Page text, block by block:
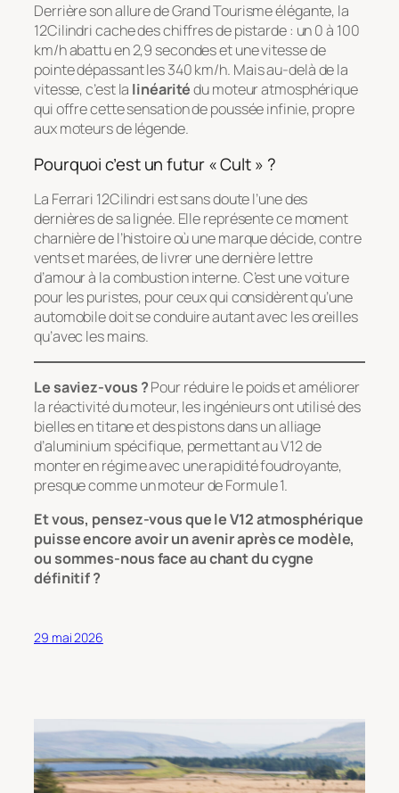
Derrière son allure de Grand Tourisme élégante, la
12Cilindri cache des chiffres de pistarde : un 0 à 100
km/h abattu en 2,9 secondes et une vitesse de
pointe dépassant les 340 km/h. Mais au-delà de la
vitesse, c’est la linéaritédu moteur atmosphérique
qui offre cette sensation de poussée infinie, propre
aux moteurs de légende.
Pourquoi c’est un futur « Cult » ?
La Ferrari 12Cilindri est sans doute l’une des
dernières de sa lignée. Elle représente ce moment
charnière de l’histoire où une marque décide, contre
vents et marées, de livrer une dernière lettre
d’amour à la combustion interne. C’est une voiture
pour les puristes, pour ceux qui considèrent qu’une
automobile doit se conduire autant avec les oreilles
qu’avec les mains.
Le saviez-vous ?Pour réduire le poids et améliorer
la réactivité du moteur, les ingénieurs ont utilisé des
bielles en titane et des pistons dans un alliage
d’aluminium spécifique, permettant au V12 de
monter en régime avec une rapidité foudroyante,
presque comme un moteur de Formule 1.
Et vous, pensez-vous que le V12 atmosphérique
puisse encore avoir un avenir après ce modèle,
ou sommes-nous face au chant du cygne
définitif ?
29 mai 2026